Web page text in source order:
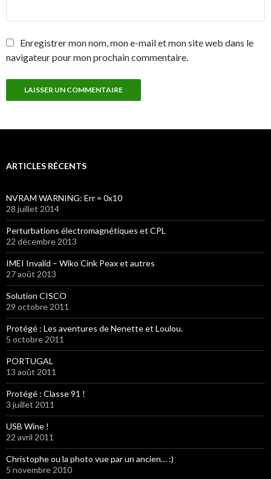
Enregistrer mon nom, mon e-mail et mon site web dans le
navigateur pour mon prochain commentaire.
ARTICLES RÉCENTS
NVRAM WARNING: Err = 0x10
28 juillet 2014
Perturbations électromagnétiques et CPL
22 décembre 2013
IMEI Invalid – Wiko Cink Peax et autres
27 août 2013
Solution CISCO
29 octobre 2011
Protégé : Les aventures de Nenette et Loulou.
5 octobre 2011
PORTUGAL
13 août 2011
Protégé : Classe 91 !
3 juillet 2011
USB Wine !
22 avril 2011
Christophe ou la photo vue par un ancien… :)
5 novembre 2010